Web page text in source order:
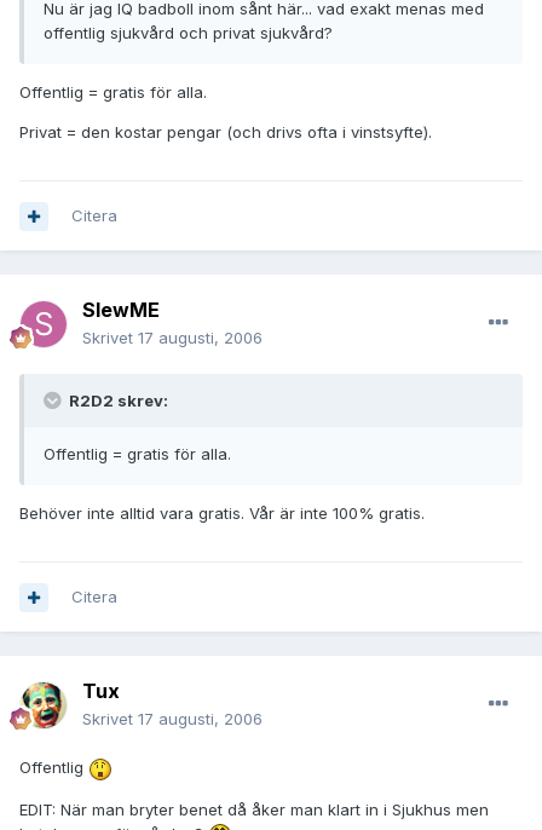
Nu är jag IQ badboll inom sånt här... vad exakt menas med
offentlig sjukvård och privat sjukvård?
Offentlig = gratis för alla.
Privat = den kostar pengar (och drivs ofta i vinstsyfte).
Citera
SlewME
Skrivet 17 augusti, 2006
R2D2 skrev:
Offentlig = gratis för alla.
Behöver inte alltid vara gratis. Vår är inte 100% gratis.
Citera
Tux
Skrivet 17 augusti, 2006
Offentlig
EDIT: När man bryter benet då åker man klart in i Sjukhus men